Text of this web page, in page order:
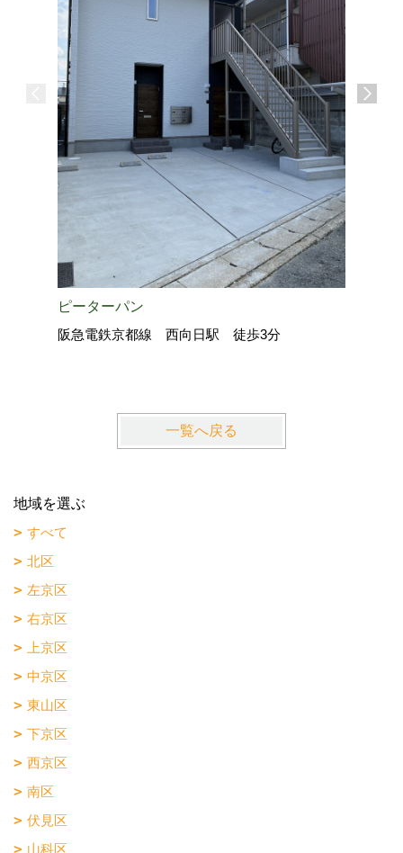
ピーターパン
阪急電鉄京都線 西向日駅 徒歩3分
一覧へ戻る
地域を選ぶ
すべて
北区
左京区
右京区
上京区
中京区
東山区
下京区
西京区
南区
伏見区
山科区